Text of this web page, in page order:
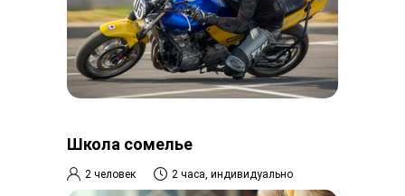
Школа сомелье
2 человек 2 часа, индивидуально